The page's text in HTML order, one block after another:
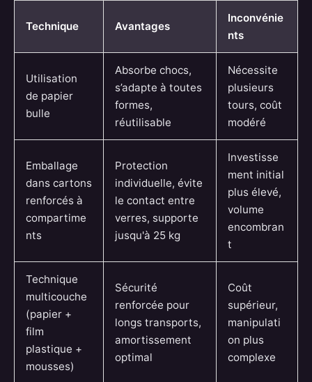
Technique Avantages
Inconvénie
nts
Utilisation
de papier
bulle
Absorbe chocs,
s’adapte à toutes
formes,
réutilisable
Nécessite
plusieurs
tours, coût
modéré
Emballage
dans cartons
renforcés à
compartime
nts
Protection
individuelle, évite
le contact entre
verres, supporte
jusqu'à 25 kg
Investisse
ment initial
plus élevé,
volume
encombran
t
Technique
multicouche
(papier +
film
plastique +
mousses)
Sécurité
renforcée pour
longs transports,
amortissement
optimal
Coût
supérieur,
manipulati
on plus
complexe